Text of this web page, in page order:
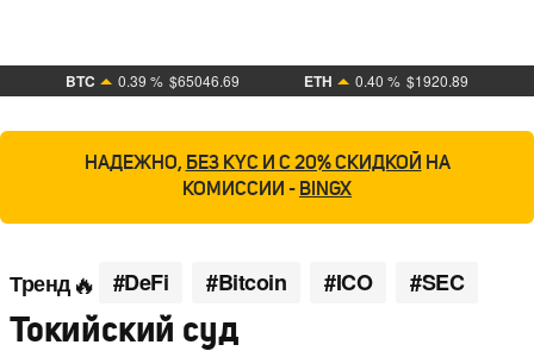
BTC 0.39 % $65046.69 ETH 0.40 % $1920.89
НАДЕЖНО, БЕЗ KYC И С 20% СКИДКОЙ НА
КОМИССИИ - BINGX
Тренд #DeFi #Bitcoin #ICO #SEC
Токийский суд